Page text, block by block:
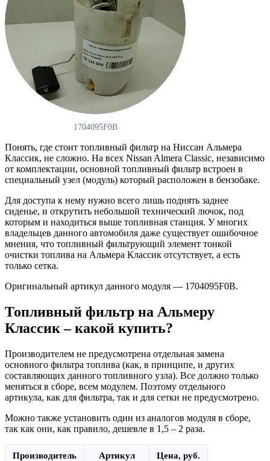
1704095F0B
Понять, где стоит топливный фильтр на Ниссан Альмера
Классик, не сложно. На всех Nissan Almera Classic, независимо
от комплектации, основной топливный фильтр встроен в
специальный узел (модуль) который расположен в бензобаке.
Для доступа к нему нужно всего лишь поднять заднее
сиденье, и открутить небольшой технический лючок, под
которым и находиться выше топливная станция. У многих
владельцев данного автомобиля даже существует ошибочное
мнения, что топливный фильтрующий элемент тонкой
очистки топлива на Альмера Классик отсутствует, а есть
только сетка.
Оригинальный артикул данного модуля — 1704095F0B.
Топливный фильтр на Альмеру
Классик – какой купить?
Производителем не предусмотрена отдельная замена
основного фильтра топлива (как, в принципе, и других
составляющих данного топливного узла). Все должно только
меняться в сборе, всем модулем. Поэтому отдельного
артикула, как для фильтра, так и для сетки не предусмотрено.
Можно также установить один из аналогов модуля в сборе,
так как они, как правило, дешевле в 1,5 – 2 раза.
Производитель Артикул Цена, руб.